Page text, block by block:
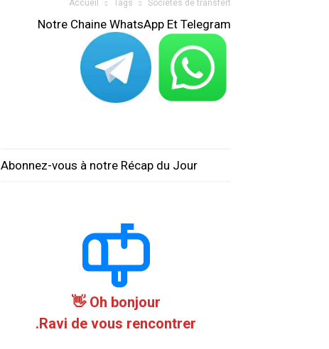
Accueil Tags Sociétés de transfert
Notre Chaine WhatsApp Et Telegram
Abonnez-vous à notre Récap du Jour
Oh bonjour 👋
Ravi de vous rencontrer.